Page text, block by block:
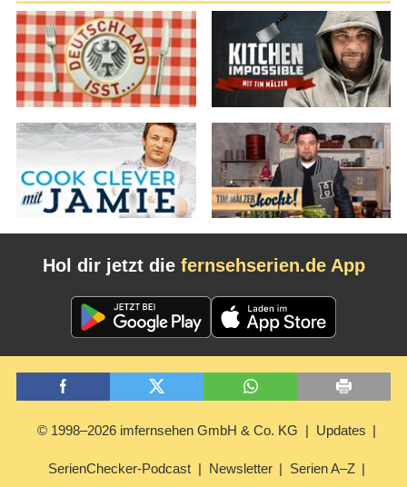
Hol dir jetzt die fernsehserien.de App
© 1998–2026 imfernsehen GmbH & Co. KG Updates
SerienChecker-Podcast Newsletter Serien A–Z